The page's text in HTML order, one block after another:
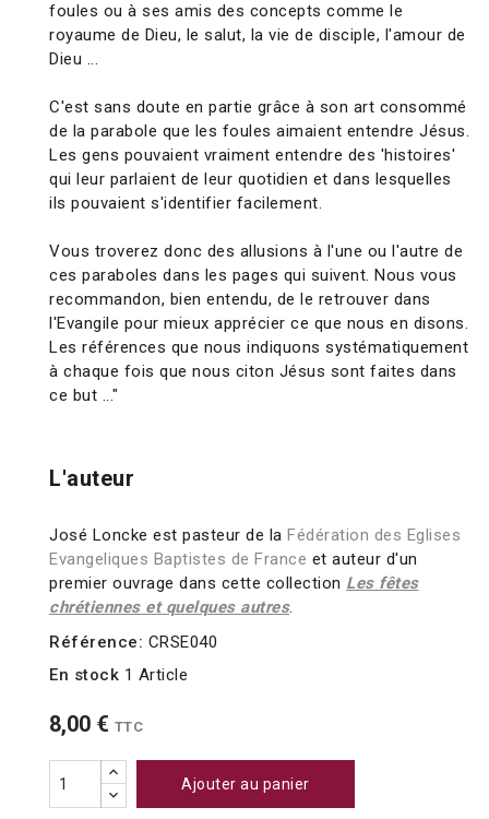
foules ou à ses amis des concepts comme le
royaume de Dieu, le salut, la vie de disciple, l'amour de
Dieu ...
C'est sans doute en partie grâce à son art consommé
de la parabole que les foules aimaient entendre Jésus.
Les gens pouvaient vraiment entendre des 'histoires'
qui leur parlaient de leur quotidien et dans lesquelles
ils pouvaient s'identifier facilement.
Vous troverez donc des allusions à l'une ou l'autre de
ces paraboles dans les pages qui suivent. Nous vous
recommandon, bien entendu, de le retrouver dans
l'Evangile pour mieux apprécier ce que nous en disons.
Les références que nous indiquons systématiquement
à chaque fois que nous citon Jésus sont faites dans
ce but ..."
L'auteur
José Loncke est pasteur de la Fédération des Eglises
Evangeliques Baptistes de France et auteur d'un
premier ouvrage dans cette collection Les fêtes
chrétiennes et quelques autres.
Référence: CRSE040
En stock 1 Article
8,00 € TTC
Ajouter au panier